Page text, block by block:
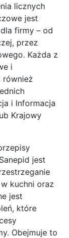
licznych
jest
firmy – od
przez
Każda z
i
również
i Informacja
Krajowy
jest
kuchni oraz
jest
które
Obejmuje to